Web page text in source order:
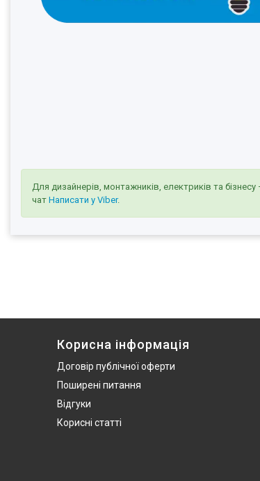
Для дизайнерів, монтажників, електриків та
чат Написати у Viber.
Корисна інформація
Договір публічної оферти
Поширені питання
Відгуки
Корисні статті